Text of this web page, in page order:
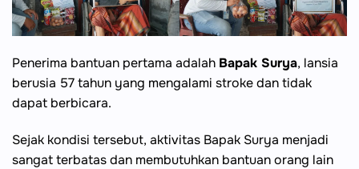
Penerima bantuan pertama adalah Bapak Surya, lansia
berusia 57 tahun yang mengalami stroke dan tidak
dapat berbicara.
Sejak kondisi tersebut, aktivitas Bapak Surya menjadi
sangat terbatas dan membutuhkan bantuan orang lain